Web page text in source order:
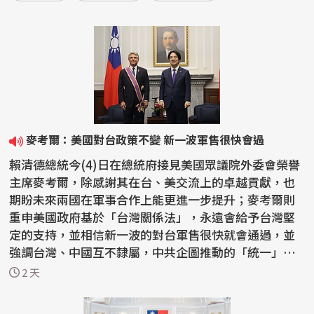
麥考爾：美國對台政策不變 新一波軍售很快會過
賴清德總統今(4)日在總統府接見美國眾議院外委會榮譽
主席麥考爾，除感謝其在台、美交流上的卓越貢獻，也
期盼未來兩國在軍事合作上能更進一步提升；麥考爾則
重申美國政府基於「台灣關係法」，永遠會給予台灣堅
定的支持，並相信新一波的對台軍售很快就會通過，並
強調台灣、中國互不隸屬，中共企圖推動的「統一」絕
不會...
2 天